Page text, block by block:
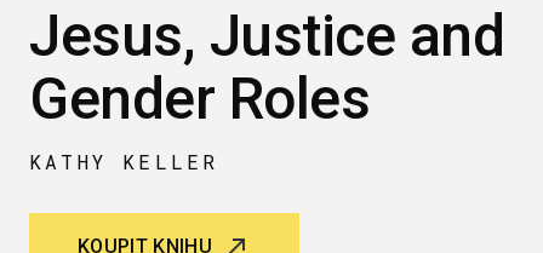
Jesus, Justice and
Gender Roles
KATHY KELLER
KOUPIT KNIHU